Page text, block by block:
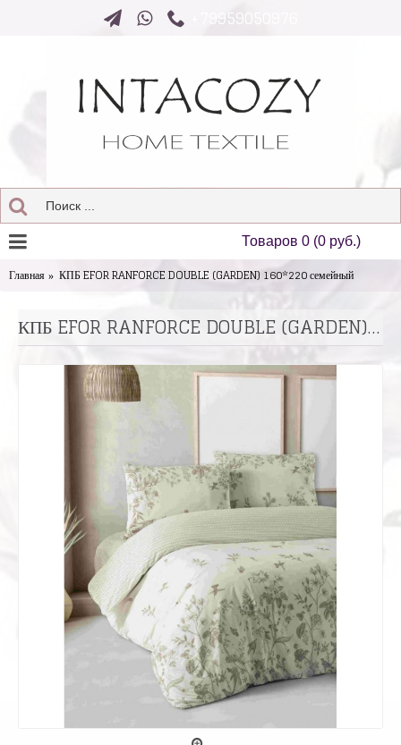
+79959050976
Товаров 0 (0 руб.)
Главная КПБ EFOR RANFORCE DOUBLE (GARDEN) 160*220 семейный
КПБ EFOR RANFORCE DOUBLE (GARDEN) 160*220 семейный